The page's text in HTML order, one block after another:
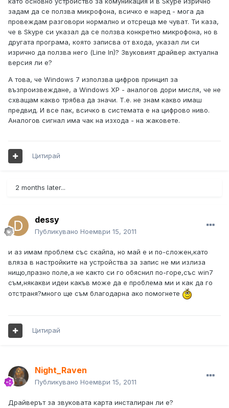
задам да се ползва микрофона, всичко е наред - мога да
провеждам разговори нормално и отсреща ме чуват. Ти каза,
че в Skype си указал да се ползва конкретно микрофона, но в
другата програма, която записва от входа, указал ли си
изрично да ползва него (Line In)? Звуковият драйвер актуална
версия ли е?
А това, че Windows 7 използва цифров принцип за
възпроизвеждане, а Windows XP - аналогов дори мисля, че не
схващам какво трябва да значи. Т.е. не знам какво имаш
предвид. И все пак, всичко в системата е на цифрово ниво.
Аналогов сигнал има чак на изхода - на жаковете.
Цитирай
2 months later...
dessy
Публикувано Ноември 15, 2011
и аз имам проблем със скайпа, но май е и по-сложен,като
вляза в настройките на устройства за запис не ми излиза
нищо,празно поле,а не както си го обяснил по-горе,със win7
съм,някакви идеи какъв може да е проблема ми и как да го
отстраня?много ще съм благодарна ако помогнете
Цитирай
Night_Raven
Публикувано Ноември 15, 2011
Драйверът за звуковата карта инсталиран ли е?